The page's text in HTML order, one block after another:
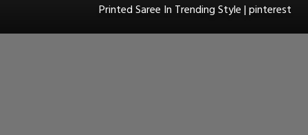
Printed Saree In Trending Style | pinterest